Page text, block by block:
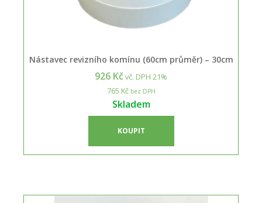
Nástavec revizního komínu (60cm průměr) – 30cm
926 Kčvč. DPH 21%
765 Kčbez DPH
Skladem
KOUPIT